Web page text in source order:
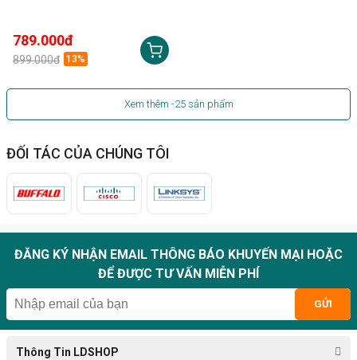
789.000đ
899.000đ 13%
Xem thêm -25sản phẩm
ĐỐI TÁC CỦA CHÚNG TÔI
ĐĂNG KÝ NHẬN EMAIL THÔNG BÁO KHUYẾN MẠI HOẶC
ĐỂ ĐƯỢC TƯ VẤN MIỄN PHÍ
GỬI
Thông Tin LDSHOP